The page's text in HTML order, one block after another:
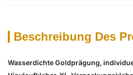
Beschreibung Des
Wasserdichte Goldprägung,